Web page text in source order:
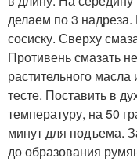
делаем по 3
сосиску. Сверху
Противень смазать
растительного
тесте. Поставить в
температуру, на 50
минут для подъема.
до образования